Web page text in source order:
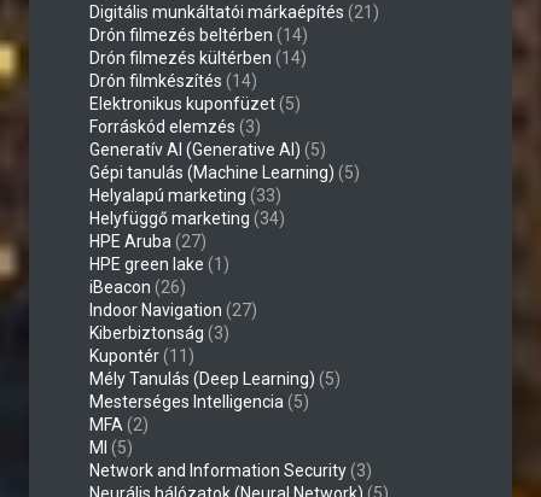
Digitális munkáltatói márkaépítés (21)
Drón filmezés beltérben (14)
Drón filmezés kültérben (14)
Drón filmkészítés (14)
Elektronikus kuponfüzet(5)
Forráskód elemzés (3)
Generatív AI (Generative AI) (5)
Gépi tanulás (Machine Learning) (5)
Helyalapú marketing (33)
Helyfüggő marketing (34)
HPE Aruba (27)
HPE green lake (1)
iBeacon (26)
Indoor Navigation (27)
Kiberbiztonság (3)
Kupontér(11)
Mély Tanulás (Deep Learning) (5)
Mesterséges Intelligencia (5)
MFA (2)
MI (5)
Network and Information Security(3)